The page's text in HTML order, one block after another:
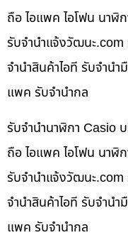
ถือ ไอแพค ไอโฟน นาฬิ
รับจํานําแจ้งวัฒนะ
จำนำสินค้าไอที รับจำน
แพค รับจำนำกล
รับจำนำนาฬิกา Casio
ถือ ไอแพค ไอโฟน นาฬิ
รับจํานําแจ้งวัฒนะ
จำนำสินค้าไอที รับจำน
แพค รับจำนำกล